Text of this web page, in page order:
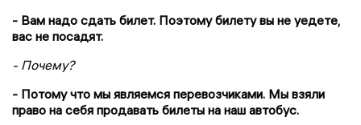
- Вам надо сдать билет. Поэтому билету вы не уедете,
вас не посадят.
- Почему?
- Потому что мы являемся перевозчиками. Мы взяли
право на себя продавать билеты на наш автобус.